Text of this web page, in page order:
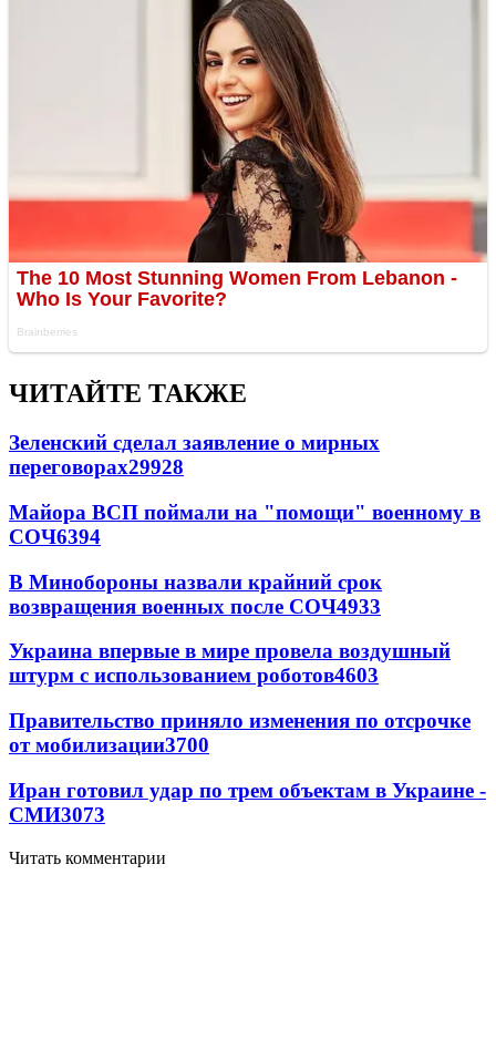
ЧИТАЙТЕ ТАКЖЕ
Зеленский сделал заявление о мирных
переговорах29928
Майора ВСП поймали на "помощи" военному в
СОЧ6394
В Минобороны назвали крайний срок
возвращения военных после СОЧ4933
Украина впервые в мире провела воздушный
штурм с использованием роботов4603
Правительство приняло изменения по отсрочке
от мобилизации3700
Иран готовил удар по трем объектам в Украине -
СМИ3073
Читать комментарии